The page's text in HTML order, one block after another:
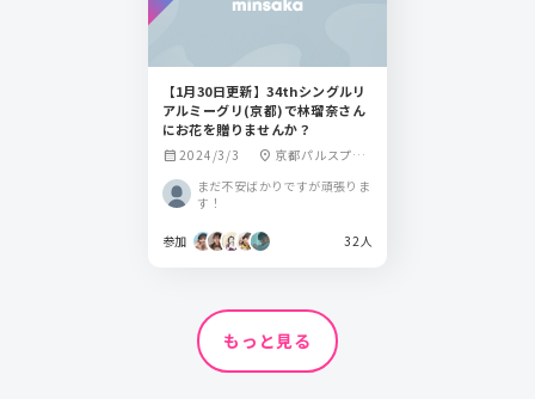
【1月30日更新】34thシングルリ
アルミーグリ(京都)で林瑠奈さん
にお花を贈りませんか？
calendar_month 2024/3/3 location_on 京都パルスプラ
まだ不安ばかりですが頑張りま
す！
参加 32人
もっと見る